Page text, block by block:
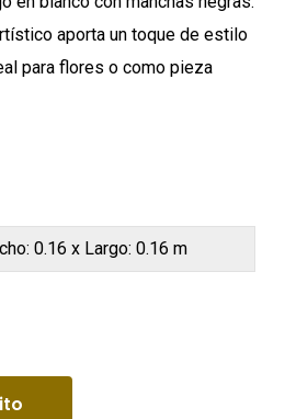
aporta un toque de estilo
para flores o como pieza
0.16 x Largo: 0.16 m